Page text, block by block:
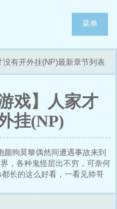
菜单
有开外挂(NP)最新章节列表
戏】人家才
挂(NP)
颜狗莫黎偶然间遭遇事故来到
，各种鬼怪层出不穷，可奈何
长的这么好看，一看见帅哥
独享帅哥，不对，是独享经